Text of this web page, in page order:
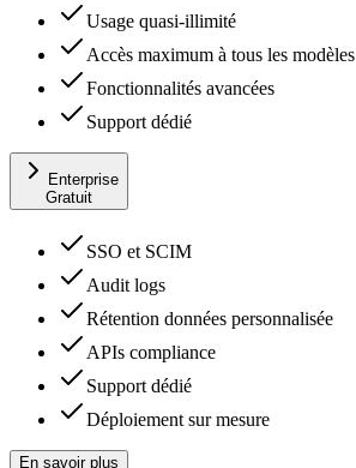
Usage quasi-illimité
Accès maximum à tous les modèles
Fonctionnalités avancées
Support dédié
Enterprise
Gratuit
SSO et SCIM
Audit logs
Rétention données personnalisée
APIs compliance
Support dédié
Déploiement sur mesure
En savoir plus